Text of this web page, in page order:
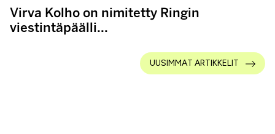
Virva Kolho on nimitetty Ringin
viestintäpäälli...
UUSIMMAT ARTIKKELIT